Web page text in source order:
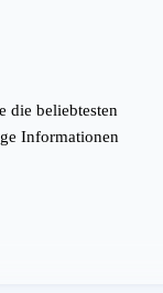
die beliebtesten
Informationen